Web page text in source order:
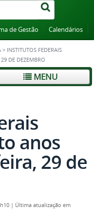
de Gestão Calendários
> INSTITUTOS FEDERAIS
DE DEZEMBRO
MENU
anos
29 de
| Última atualização em